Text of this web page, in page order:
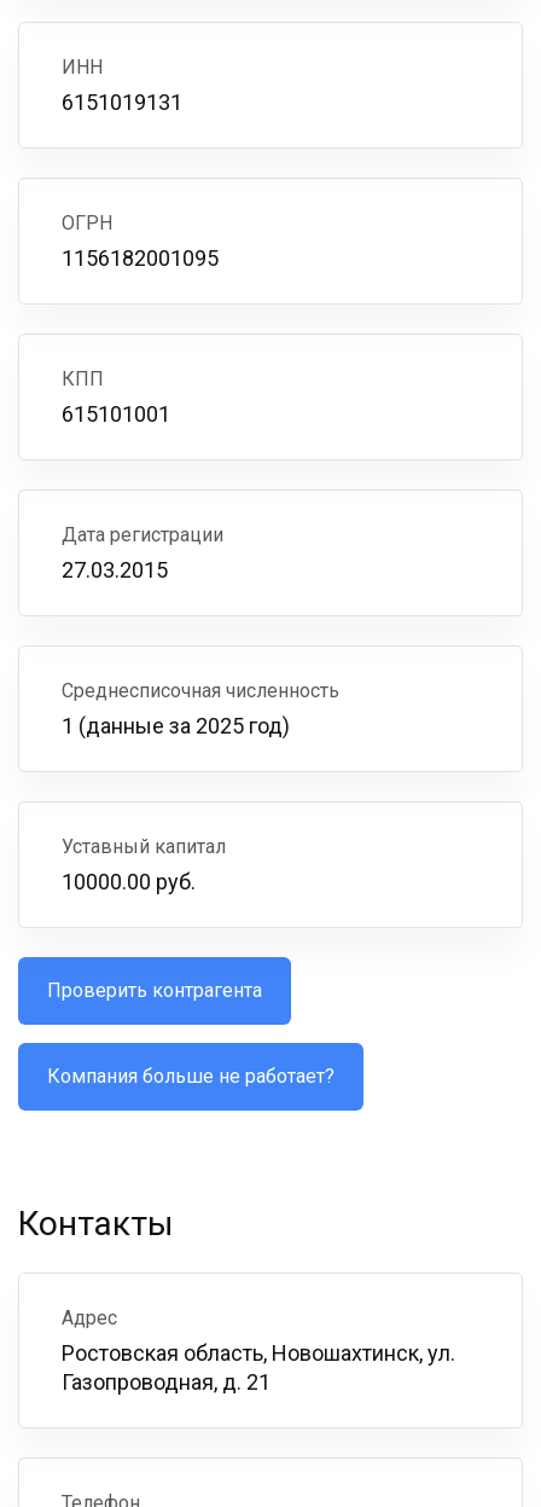
ИНН
6151019131
ОГРН
1156182001095
КПП
615101001
Дата регистрации
27.03.2015
Среднесписочная численность
1 (данные за 2025 год)
Уставный капитал
10000.00 руб.
Проверить контрагента
Компания больше не работает?
Контакты
Адрес
Ростовская область, Новошахтинск, ул.
Газопроводная, д. 21